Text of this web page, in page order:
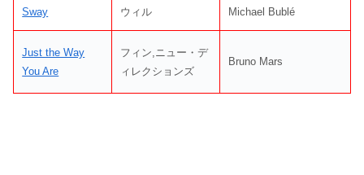
Sway ウィル Michael Bublé
Just the Way
You Are
フィン,ニュー・デ
ィレクションズ
Bruno Mars